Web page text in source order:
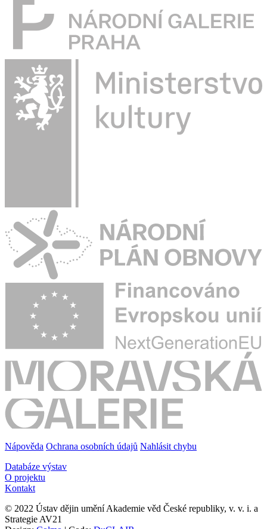
Nápověda Ochrana osobních údajů Nahlásit chybu
Databáze výstav
O projektu
Kontakt
© 2022 Ústav dějin umění Akademie věd České republiky, v. v. i. a
Strategie AV21